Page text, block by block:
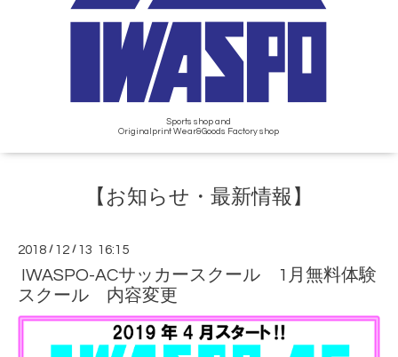
Sports shop and
Originalprint Wear&Goods Factory shop
【お知らせ・最新情報】
2018 / 12 / 13 16:15
IWASPO-ACサッカースクール 1月無料体験
スクール 内容変更